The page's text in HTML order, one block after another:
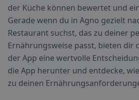
der Küche können bewertet und
Gerade wenn du in Agno gezielt
Restaurant suchst, das zu deiner
Ernährungsweise passt, bieten dir
der App eine wertvolle
die App herunter und entdecke,
zu deinen